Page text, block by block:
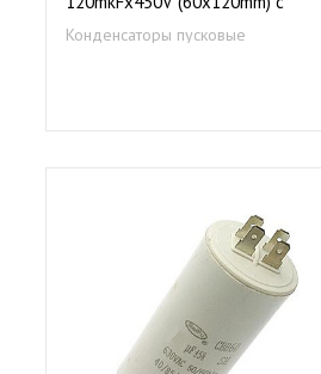
Конденсаторы пусковые